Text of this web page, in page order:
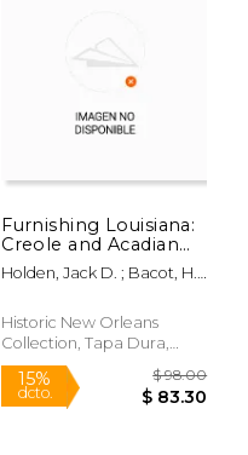
50%
dcto. $
Furnishing Louisiana:
Creole and Acadian
Furniture, 1735-1835
(en Inglés)
Holden, Jack D. ; Bacot, H.
Historic New Orleans
Collection, Tapa Dura,
Nuevo